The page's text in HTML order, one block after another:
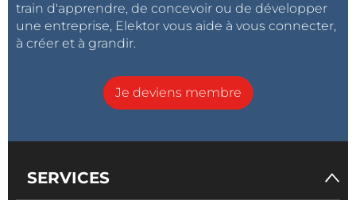
train d'apprendre, de concevoir ou de développer
une entreprise, Elektor vous aide à vous connecter,
à créer et à grandir.
Je deviens membre
SERVICES